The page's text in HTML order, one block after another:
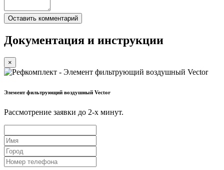
Документация и инструкции
×
Элемент фильтрующий воздушный Vector
Рассмотрение заявки до 2-x минут.